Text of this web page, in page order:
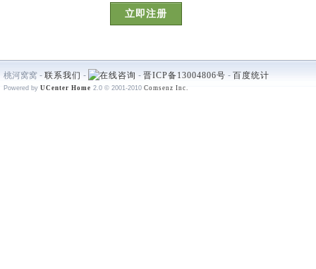
立即注册
桃河窝窝 - 联系我们 - - 晋ICP备13004806号 - 百度统计
Powered by UCenter Home 2.0 © 2001-2010 Comsenz Inc.